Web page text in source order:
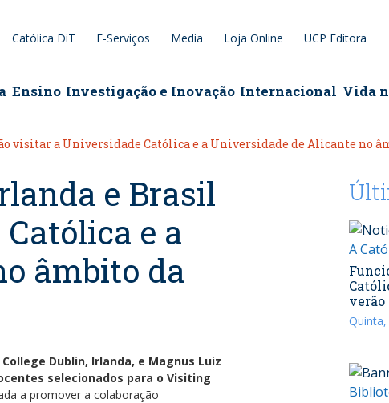
Católica DiT E-Serviços Media Loja Online UCP Editora
Ensino Investigação e Inovação Internacional Vida
visitar a Universidade Católica e a Universidade de Alicante no
e Brasil
e a
âmbito da
Dublin, Irlanda, e Magnus Luiz
selecionados para o Visiting
a promover a colaboração
A
verão